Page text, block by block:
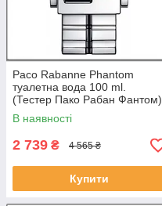
Paco Rabanne Phantom
туалетна вода 100 ml.
(Тестер Пако Рабан Фантом)
В наявності
2 739 ₴ 4 565 ₴
Купити